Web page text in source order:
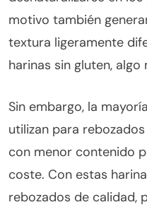
motivo también
textura ligeramente
harinas sin gluten, algo
Sin embargo, la
utilizan para
con menor contenido
coste. Con estas
rebozados de calidad,